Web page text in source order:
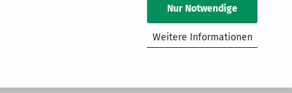
Nur Notwendige
Weitere Informationen